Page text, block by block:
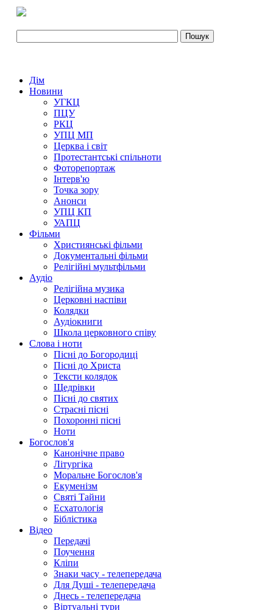
Дім
Новини
УГКЦ
ПЦУ
РКЦ
УПЦ МП
Церква і світ
Протестантські спільноти
Фоторепортаж
Інтерв'ю
Точка зору
Анонси
УПЦ КП
УАПЦ
Фільми
Християнські фільми
Документальні фільми
Релігійні мультфільми
Аудіо
Релігійна музика
Церковні наспіви
Колядки
Аудіокниги
Школа церковного співу
Слова і ноти
Пісні до Богородиці
Пісні до Христа
Тексти колядок
Щедрівки
Пісні до святих
Страсні пісні
Похоронні пісні
Ноти
Богослов'я
Канонічне право
Літургіка
Моральне Богослов'я
Екуменізм
Святі Тайни
Есхатологія
Біблістика
Відео
Передачі
Поучення
Кліпи
Знаки часу - телепередача
Для Душі - телепередача
Днесь - телепередача
Віртуальні тури